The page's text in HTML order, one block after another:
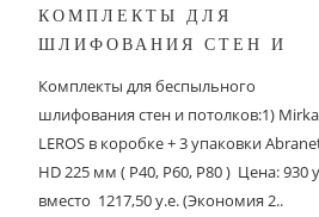
КОМПЛЕКТЫ ДЛЯ
ШЛИФОВАНИЯ СТЕН И
Комплекты для беспыльного
шлифования стен и потолков:1) Mirka
LEROS в коробке + 3 упаковки
HD 225 мм ( P40, P60, P80 ) Цена: 930
вместо 1217,50 у.е. (Экономия 2..